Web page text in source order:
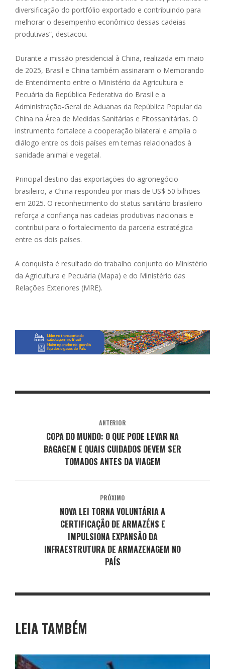
diversificação do portfólio exportado e contribuindo para
melhorar o desempenho econômico dessas cadeias
produtivas”, destacou.
Durante a missão presidencial à China, realizada em maio
de 2025, Brasil e China também assinaram o Memorando
de Entendimento entre o Ministério da Agricultura e
Pecuária da República Federativa do Brasil e a
Administração-Geral de Aduanas da República Popular da
China na Área de Medidas Sanitárias e Fitossanitárias. O
instrumento fortalece a cooperação bilateral e amplia o
diálogo entre os dois países em temas relacionados à
sanidade animal e vegetal.
Principal destino das exportações do agronegócio
brasileiro, a China respondeu por mais de US$ 50 bilhões
em 2025. O reconhecimento do status sanitário brasileiro
reforça a confiança nas cadeias produtivas nacionais e
contribui para o fortalecimento da parceria estratégica
entre os dois países.
A conquista é resultado do trabalho conjunto do Ministério
da Agricultura e Pecuária (Mapa) e do Ministério das
Relações Exteriores (MRE).
ANTERIOR
COPA DO MUNDO: O QUE PODE LEVAR NA
BAGAGEM E QUAIS CUIDADOS DEVEM SER
TOMADOS ANTES DA VIAGEM
PRÓXIMO
NOVA LEI TORNA VOLUNTÁRIA A
CERTIFICAÇÃO DE ARMAZÉNS E
IMPULSIONA EXPANSÃO DA
INFRAESTRUTURA DE ARMAZENAGEM NO
PAÍS
LEIA TAMBÉM